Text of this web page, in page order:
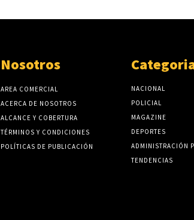
Nosotros
AREA COMERCIAL
ACERCA DE NOSOTROS
ALCANCE Y COBERTURA
TÉRMINOS Y CONDICIONES
POLÍTICAS DE PUBLICACIÓN
NACIONAL
POLICIAL
MAGAZINE
DEPORTES
ADMINISTRACIÓN
TENDENCIAS